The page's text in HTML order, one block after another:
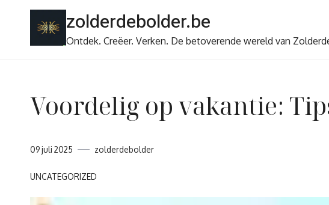
zolderdebolder.be
Ontdek. Creëer. Verken. De betoverende wereld van
Voordelig op vakantie:
09 juli 2025 zolderdebolder
UNCATEGORIZED